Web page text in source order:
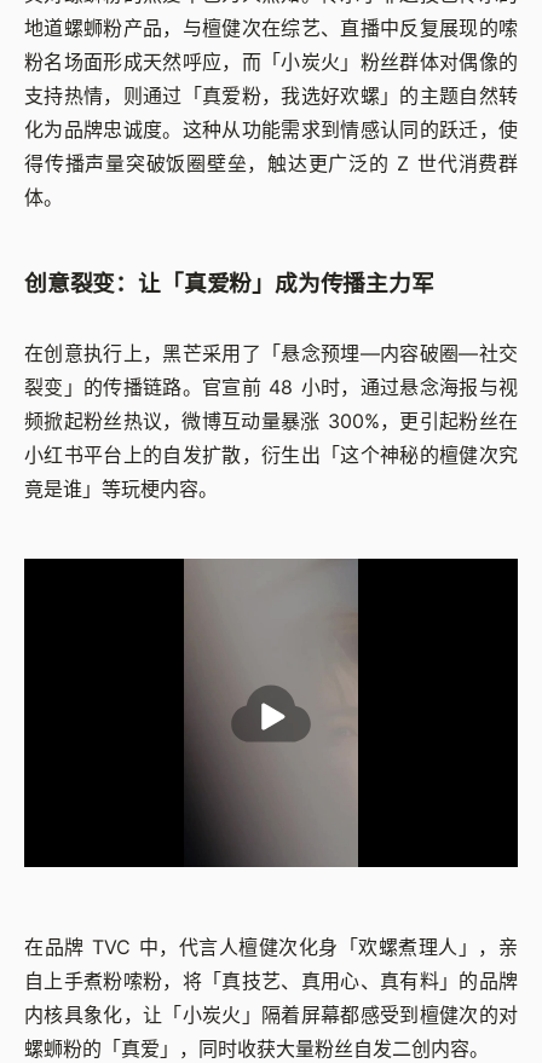
地道螺蛳粉产品，与檀健次在综艺、直播中反复展现的嗦
粉名场面形成天然呼应，而「小炭火」粉丝群体对偶像的
支持热情，则通过「真爱粉，我选好欢螺」的主题自然转
化为品牌忠诚度。这种从功能需求到情感认同的跃迁，使
得传播声量突破饭圈壁垒，触达更广泛的 Z 世代消费群
体。
创意裂变：让「真爱粉」成为传播主力军
在创意执行上，黑芒采用了「悬念预埋—内容破圈—社交
裂变」的传播链路。官宣前 48 小时，通过悬念海报与视
频掀起粉丝热议，微博互动量暴涨 300%，更引起粉丝在
小红书平台上的自发扩散，衍生出「这个神秘的檀健次究
竟是谁」等玩梗内容。
在品牌 TVC 中，代言人檀健次化身「欢螺煮理人」，亲
自上手煮粉嗦粉，将「真技艺、真用心、真有料」的品牌
内核具象化，让「小炭火」隔着屏幕都感受到檀健次的对
螺蛳粉的「真爱」，同时收获大量粉丝自发二创内容。